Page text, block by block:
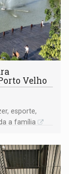
Velho
esporte,
a família